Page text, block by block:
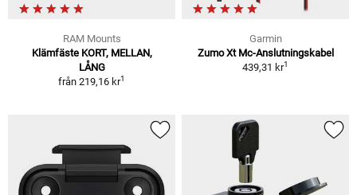
RAM Mounts
Klämfäste KORT, MELLAN,
LÅNG
från 219,16 kr1
Garmin
Zumo Xt Mc-Anslutningskabel
439,31 kr1